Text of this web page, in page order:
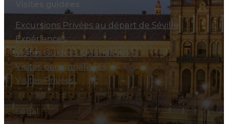
Excursions Privées au départ de Séville
Expériences
Visites Guidées Quotidiennes
Visites personnalisées
Visites Privées
Légal